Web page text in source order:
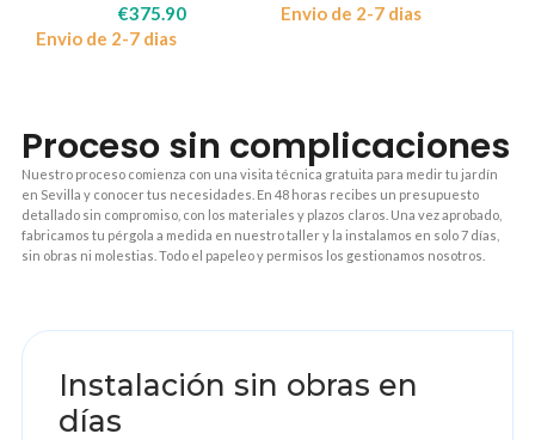
€375.90
Envio de 2-7 dias
Envio de 2-7 dias
Proceso sin complicaciones
Nuestro proceso comienza con una visita técnica gratuita para medir tu jardín
en Sevilla y conocer tus necesidades. En 48 horas recibes un presupuesto
detallado sin compromiso, con los materiales y plazos claros. Una vez aprobado,
fabricamos tu pérgola a medida en nuestro taller y la instalamos en solo 7 días,
sin obras ni molestias. Todo el papeleo y permisos los gestionamos nosotros.
Instalación sin obras en
días